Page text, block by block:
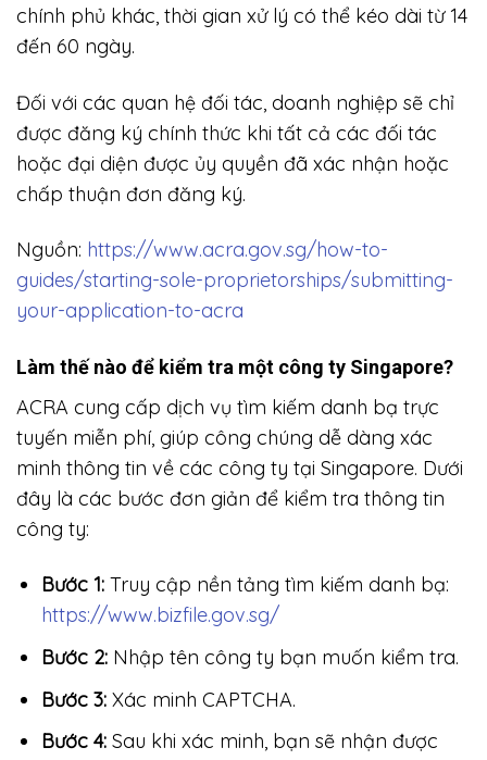
chính phủ khác, thời gian xử lý có thể kéo dài từ 14
đến 60 ngày.
Đối với các quan hệ đối tác, doanh nghiệp sẽ chỉ
được đăng ký chính thức khi tất cả các đối tác
hoặc đại diện được ủy quyền đã xác nhận hoặc
chấp thuận đơn đăng ký.
Nguồn: https://www.acra.gov.sg/how-to-
guides/starting-sole-proprietorships/submitting-
your-application-to-acra
Làm thế nào để kiểm tra một công ty Singapore?
ACRA cung cấp dịch vụ tìm kiếm danh bạ trực
tuyến miễn phí, giúp công chúng dễ dàng xác
minh thông tin về các công ty tại Singapore. Dưới
đây là các bước đơn giản để kiểm tra thông tin
công ty:
Bước 1:Truy cập nền tảng tìm kiếm danh bạ:
https://www.bizfile.gov.sg/
Bước 2: Nhập tên công ty bạn muốn kiểm tra.
Bước 3: Xác minh CAPTCHA.
Bước 4:Sau khi xác minh, bạn sẽ nhận được